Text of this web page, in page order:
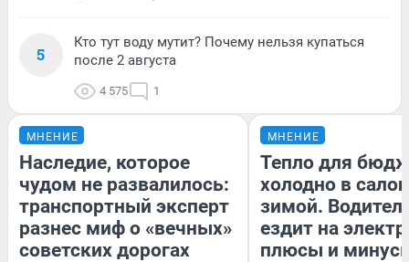
5
Кто тут воду мутит? Почему нельзя купаться
после 2 августа
4 575 1
МНЕНИЕ
Наследие, которое
чудом не развалилось:
транспортный эксперт
разнес миф о «вечных»
советских дорогах
МНЕНИЕ
Тепло для
холодно в
зимой.
ездит на
плюсы и